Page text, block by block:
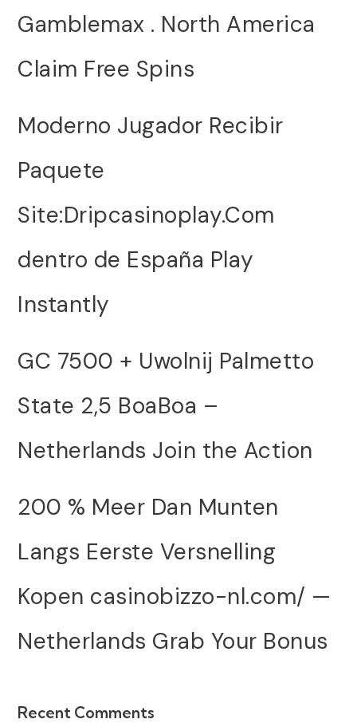
Gamblemax . North America
Claim Free Spins
Moderno Jugador Recibir
Paquete
Site:Dripcasinoplay.Com
dentro de España Play
Instantly
GC 7500 + Uwolnij Palmetto
State 2,5 BoaBoa –
Netherlands Join the Action
200 % Meer Dan Munten
Langs Eerste Versnelling
Kopen casinobizzo-nl.com/ —
Netherlands Grab Your Bonus
Recent Comments